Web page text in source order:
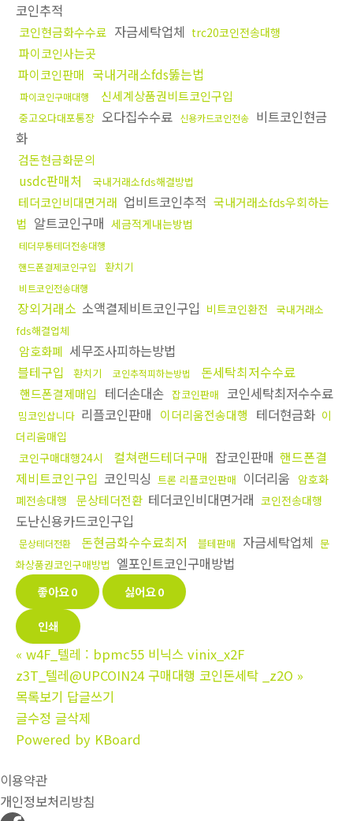
코인추적
코인현금화수수료 자금세탁업체 trc20코인전송대행
파이코인사는곳
파이코인판매 국내거래소fds뚫는법
파이코인구매대행 신세계상품권비트코인구입
중고오다대포통장 오다집수수료 신용카드코인전송 비트코인현금
화
검돈현금화문의
usdc판매처 국내거래소fds해결방법
테더코인비대면거래 업비트코인추적 국내거래소fds우회하는
법 알트코인구매 세금적게내는방법
테더무통테더전송대행
핸드폰결제코인구입
환치기
비트코인전송대행
장외거래소 소액결제비트코인구입 비트코인환전
국내거래소
fds해결업체
암호화폐 세무조사피하는방법
블테구입
환치기 코인추적피하는방법 돈세탁최저수수료
핸드폰결제매입 테더손대손 잡코인판매 코인세탁최저수수료
밈코인삽니다 리플코인판매 이더리움전송대행 테더현금화 이
더리움매입
코인구매대행24시
컬쳐랜드테더구매 잡코인판매 핸드폰결
제비트코인구입 코인믹싱 트론 리플코인판매 이더리움 암호화
폐전송대행
문상테더전환 테더코인비대면거래 코인전송대행
도난신용카드코인구입
문상테더전환 돈현금화수수료최저 블테판매 자금세탁업체 문
화상품권코인구매방법 엘포인트코인구매방법
좋아요0 싫어요0
인쇄
« w4F_텔레 : bpmc55 비닉스 vinix_x2F
z3T_텔레@UPCOIN24 구매대행 코인돈세탁 _z2O »
목록보기 답글쓰기
글수정 글삭제
Powered by KBoard
이용약관
개인정보처리방침